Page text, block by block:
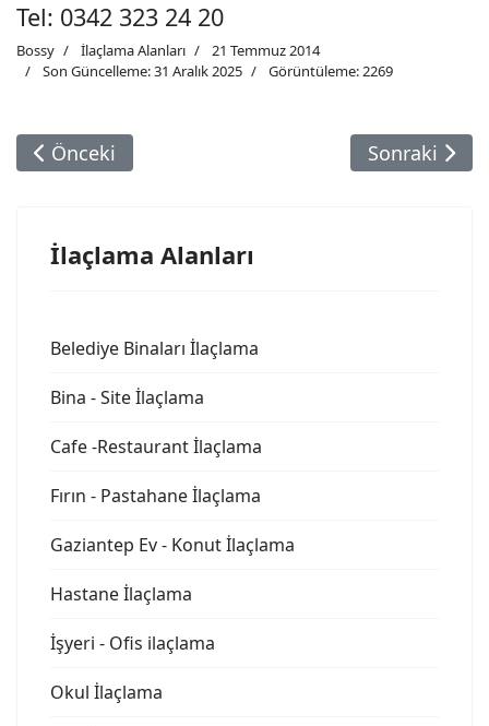
Tel: 0342 323 24 20
Bossy İlaçlama Alanları
21 Temmuz 2014
Son Güncelleme: 31 Aralık 2025
Görüntüleme: 2269
Önceki Makale: Hastane İlaçlama
Önceki Sonraki
Sonraki
İlaçlama Alanları
Belediye Binaları İlaçlama
Bina - Site İlaçlama
Cafe -Restaurant İlaçlama
Fırın - Pastahane İlaçlama
Gaziantep Ev - Konut İlaçlama
Hastane İlaçlama
İşyeri - Ofis ilaçlama
Okul İlaçlama